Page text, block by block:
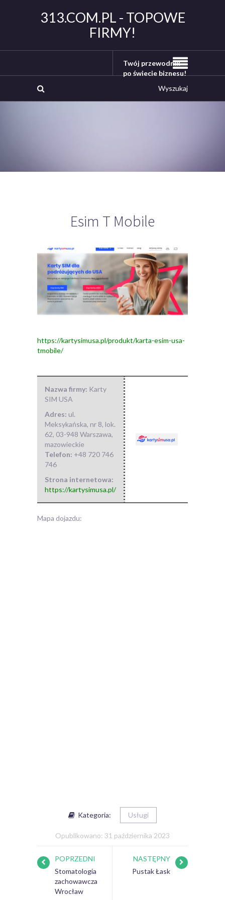
313.COM.PL - TOPOWE
FIRMY!
Twój przewodnik
po świecie biznesu!
Esim T Mobile
https://kartysimusa.pl/produkt/karta-esim-usa-
tmobile/
Nazwa firmy: Karty
SIM USA
Adres: ul.
Meksykańska, nr 8, lok.
62, 03-948 Warszawa,
mazowieckie
Telefon: +48 720 746
746
Strona internetowa:
https://kartysimusa.pl/
Mapa dojazdu:
Kategoria: Usługi
Opublikowano: 31 października 2023
POPRZEDNI
Stomatologia
zachowawcza
Wrocław
NASTĘPNY
Pustak Łask